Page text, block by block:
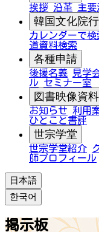
挨拶 沿革 主要
韓国文化院
カレンダーで検
道資料検索
各種申請
後援名義 見学
ル セミナー室
図書映像資
お知らせ 利用
ひとこと書評
世宗学堂
世宗学堂紹介
師プロフィール
日本語
한국어
掲示板